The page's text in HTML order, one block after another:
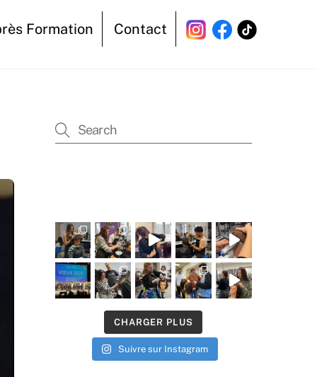
Formation Contact
CHARGER PLUS
Suivre sur Instagram